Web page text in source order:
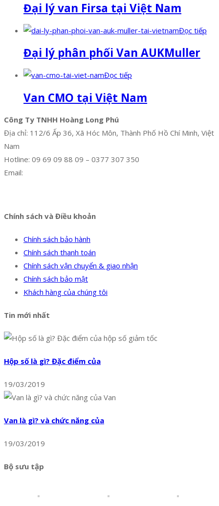
Đại lý van Firsa tại Việt Nam
Đọc tiếp
Đại lý phân phối Van AUKMuller
Đọc tiếp
Van CMO tại Việt Nam
Công Ty TNHH Hoàng Long Phú
Địa chỉ: 112/6 Ấp 36, Xã Hóc Môn, Thành Phố Hồ Chí Minh, Việt
Nam
Hotline: 09 69 09 88 09 – 0377 307 350
Email:
Chính sách và Điều khoản
Chính sách bảo hành
Chính sách thanh toán
Chính sách vận chuyển & giao nhận
Chính sách bảo mật
Khách hàng của chúng tôi
Tin mới nhất
Hộp số là gì? Đặc điểm của
19/03/2019
Van là gì? và chức năng của
19/03/2019
Bộ sưu tập